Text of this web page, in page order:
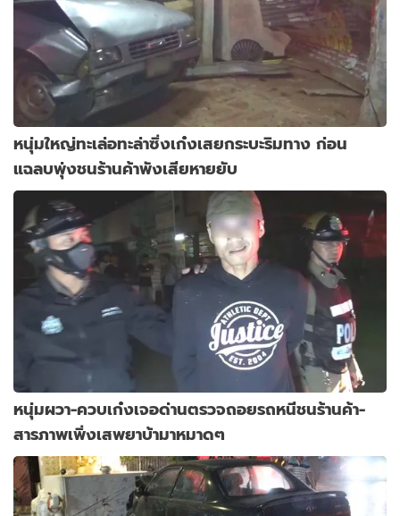
หนุ่มใหญ่ทะเล่อทะล่าซิ่งเก๋งเสยกระบะริมทาง ก่อน
แฉลบพุ่งชนร้านค้าพังเสียหายยับ
หนุ่มผวา-ควบเก๋งเจอด่านตรวจถอยรถหนีชนร้านค้า-
สารภาพเพิ่งเสพยาบ้ามาหมาดๆ